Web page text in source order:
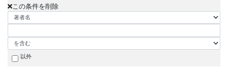
この条件を削除
以外